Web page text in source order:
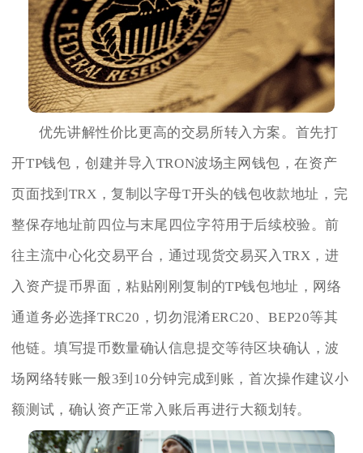
优先讲解性价比更高的交易所转入方案。首先打
开TP钱包，创建并导入TRON波场主网钱包，在资产
页面找到TRX，复制以字母T开头的钱包收款地址，完
整保存地址前四位与末尾四位字符用于后续校验。前
往主流中心化交易平台，通过现货交易买入TRX，进
入资产提币界面，粘贴刚刚复制的TP钱包地址，网络
通道务必选择TRC20，切勿混淆ERC20、BEP20等其
他链。填写提币数量确认信息提交等待区块确认，波
场网络转账一般3到10分钟完成到账，首次操作建议小
额测试，确认资产正常入账后再进行大额划转。